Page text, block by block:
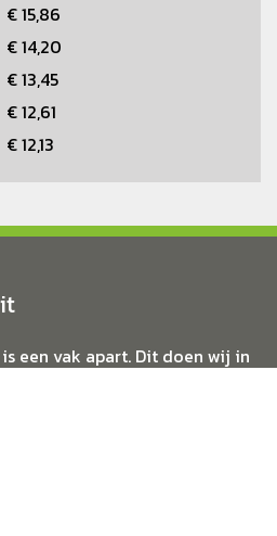
€ 15,86
€ 14,20
€ 13,45
€ 12,61
€ 12,13
een vak apart. Dit doen wij in